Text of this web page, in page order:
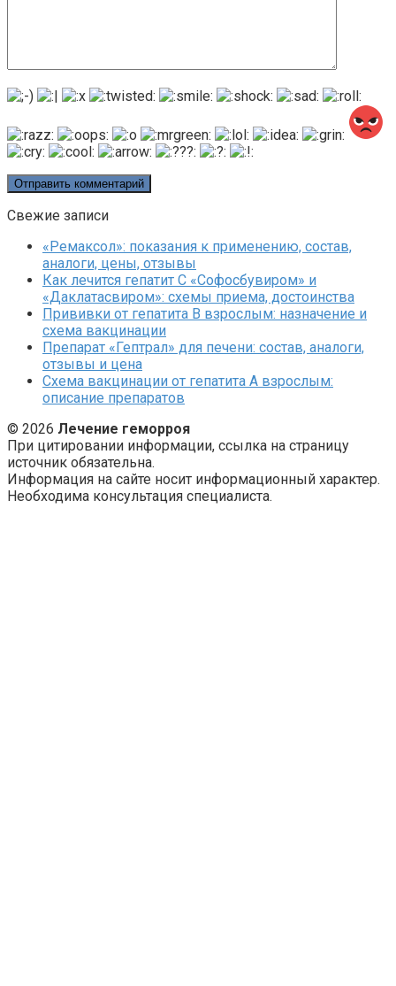
Свежие записи
«Ремаксол»: показания к применению, состав,
аналоги, цены, отзывы
Как лечится гепатит C «Софосбувиром» и
«Даклатасвиром»: схемы приема, достоинства
Прививки от гепатита В взрослым: назначение и
схема вакцинации
Препарат «Гептрал» для печени: состав, аналоги,
отзывы и цена
Схема вакцинации от гепатита А взрослым:
описание препаратов
© 2026 Лечение геморроя
При цитировании информации, ссылка на страницу
источник обязательна.
Информация на сайте носит информационный характер.
Необходима консультация специалиста.